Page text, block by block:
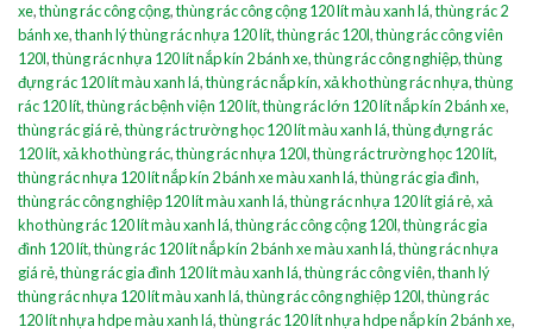
xe,thùng rác công cộng,thùng rác công cộng 120 lít màu xanh lá,thùng rác 2
bánh xe,thanh lý thùng rác nhựa 120 lít,thùng rác 120l,thùng rác công viên
120l,thùng rác nhựa 120 lít nắp kín 2 bánh xe,thùng rác công nghiệp,thùng
đựng rác 120 lít màu xanh lá,thùng rác nắp kín,xả kho thùng rác nhựa,thùng
rác 120 lít,thùng rác bệnh viện 120 lít,thùng rác lớn 120 lít nắp kín 2 bánh xe,
thùng rác giá rẻ,thùng rác trường học 120 lít màu xanh lá,thùng đựng rác
120 lít,xả kho thùng rác,thùng rác nhựa 120l,thùng rác trường học 120 lít,
thùng rác nhựa 120 lít nắp kín 2 bánh xe màu xanh lá,thùng rác gia đình,
thùng rác công nghiệp 120 lít màu xanh lá,thùng rác nhựa 120 lít giá rẻ,xả
kho thùng rác 120 lít màu xanh lá,thùng rác công cộng 120l,thùng rác gia
đình 120 lít,thùng rác 120 lít nắp kín 2 bánh xe màu xanh lá,thùng rác nhựa
giá rẻ,thùng rác gia đình 120 lít màu xanh lá,thùng rác công viên,thanh lý
thùng rác nhựa 120 lít màu xanh lá,thùng rác công nghiệp 120l,thùng rác
120 lít nhựa hdpe màu xanh lá,thùng rác 120 lít nhựa hdpe nắp kín 2 bánh xe,